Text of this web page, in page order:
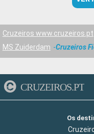
Cruzeiros www.cruzeiros.pt
MS Zuiderdam
Cruzeiros
CRUZEIROS.PT
Os